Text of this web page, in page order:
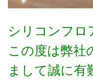
シリコンフロ
この度は弊社
まして誠に有